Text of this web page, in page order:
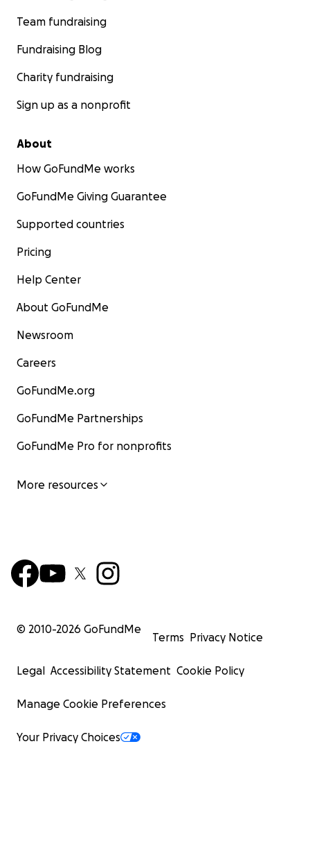
Team fundraising
Fundraising Blog
Charity fundraising
Sign up as a nonprofit
About
How GoFundMe works
GoFundMe Giving Guarantee
Supported countries
Pricing
Help Center
About GoFundMe
Newsroom
Careers
GoFundMe.org
GoFundMe Partnerships
GoFundMe Pro for nonprofits
More resources
© 2010-2026 GoFundMe
Terms Privacy Notice
Legal Accessibility Statement Cookie Policy
Manage Cookie Preferences
Your Privacy Choices